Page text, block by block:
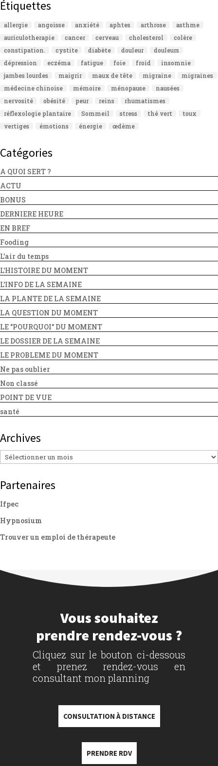
Étiquettes
allergie angoisse anxiété aphtes arthrose
asthme
auriculotherapie
cancer cerveau cholesterol
colère
constipation.
cystite diabète douleur
douleurs
dépression
eczéma fatigue foie froid
insomnie
jambes lourdes
maigrir maux de tête migraine
migraines
médecine chinoise
mémoire ménopause
nausées
nervosité
obésité peur reins
rhumatismes
réflexologie plantaire
Sommeil stress thé vert
toux
vertiges
émotions énergie œdème
Catégories
A QUOI SERT ?
ACTU
BONUS
DERNIERE HEURE
EN BREF
Fooding
L'air du temps
L'HISTOIRE DU MOMENT
L'INFO DE LA SEMAINE
LA PLANTE DE LA SEMAINE
LA QUESTION DU MOMENT
LE "POURQUOI" DU MOMENT
LE DOSSIER DE LA SEMAINE
LE PROBLEME DU MOMENT
Ne pas oublier
Non classé
POINT DE VUE
santé
Archives
Archives
Partenaires
Ifpec
Hypnosium
Trouver un emploi de thérapeute
Vous souhaitez
prendre rendez-vous ?
Cliquez sur le bouton ci-dessous
et prenez rendez-vous en
consultant mon planning
CONSULTATION À DISTANCE
PRENDRE RDV